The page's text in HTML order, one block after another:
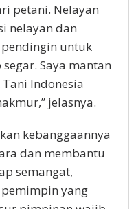
petani. Nelayan
nelayan dan
untuk
Saya mantan
Indonesia
jelasnya.
kebanggaannya
dan membantu
semangat,
yang